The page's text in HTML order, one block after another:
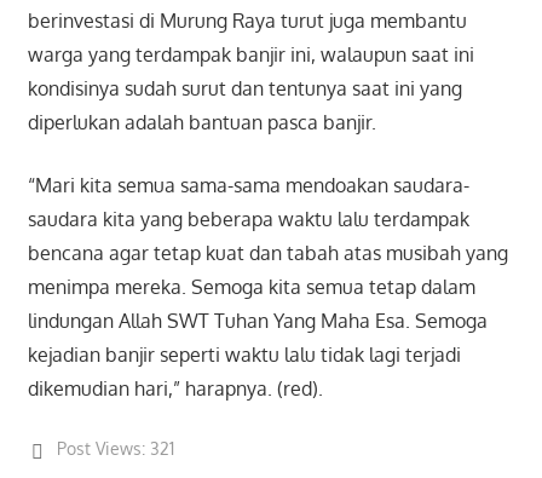
berinvestasi di Murung Raya turut juga membantu
warga yang terdampak banjir ini, walaupun saat ini
kondisinya sudah surut dan tentunya saat ini yang
diperlukan adalah bantuan pasca banjir.
“Mari kita semua sama-sama mendoakan saudara-
saudara kita yang beberapa waktu lalu terdampak
bencana agar tetap kuat dan tabah atas musibah yang
menimpa mereka. Semoga kita semua tetap dalam
lindungan Allah SWT Tuhan Yang Maha Esa. Semoga
kejadian banjir seperti waktu lalu tidak lagi terjadi
dikemudian hari,” harapnya. (red).
Post Views: 321